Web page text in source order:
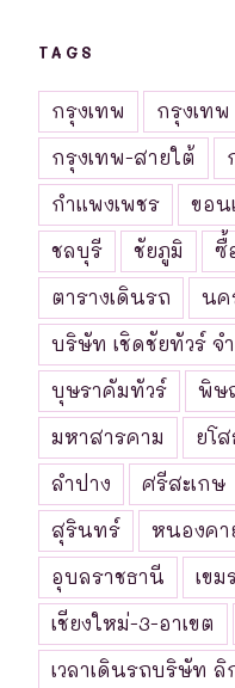
TAGS
กรุงเทพ
กรุงเท
กรุงเทพ-สายใต้
กำแพงเพชร
ขอ
ชลบุรี
ชัยภูมิ ซื้
ตารางเดินรถ
นค
บริษัท เชิดชัยทัวร์ จ
บุษราคัมทัวร์
พิษ
มหาสารคาม
ยโ
ลำปาง
ศรีสะเกษ
สุรินทร์
หนองคา
อุบลราชธานี
เขม
เชียงใหม่-3-อาเขต
เวลาเดินรถบริษัท